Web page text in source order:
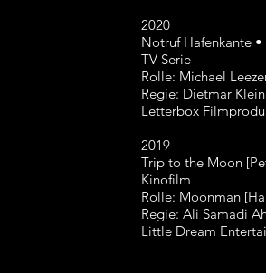
2020
Notruf Hafenkante
TV-Serie
Rolle: Michael
Regie: Dietmar Klein
Letterbox
2019
Trip to the Moon
Kinofilm
Rolle: Moonman
Regie: Ali Samadi
Little Dream